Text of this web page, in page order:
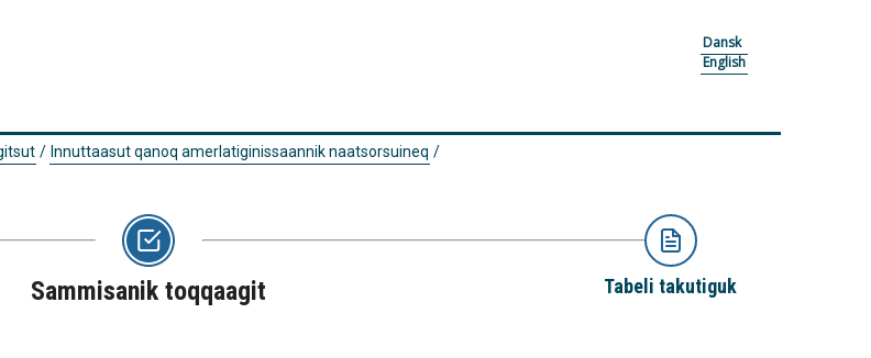
Dansk
English
/ Innuttaasut qanoq amerlatiginissaannik naatsorsuineq /
Sammisanik toqqaagit Tabeli takutiguk